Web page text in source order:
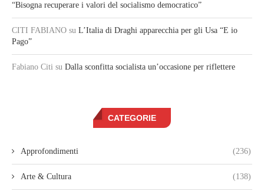
“Bisogna recuperare i valori del socialismo democratico”
CITI FABIANO su L’Italia di Draghi apparecchia per gli Usa “E io
Pago”
Fabiano Citi su Dalla sconfitta socialista un’occasione per riflettere
CATEGORIE
Approfondimenti (236)
Arte & Cultura (138)